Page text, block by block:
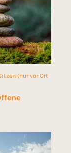
(nur vor Ort